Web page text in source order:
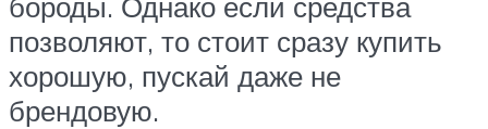
позволяют, то стоит сразу купить
хорошую, пускай даже не
брендовую.